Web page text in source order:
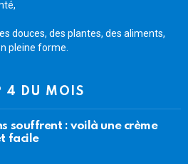
douces, des plantes, des aliments,
pleine forme.
4 DU MOIS
souffrent : voilà une crème
facile